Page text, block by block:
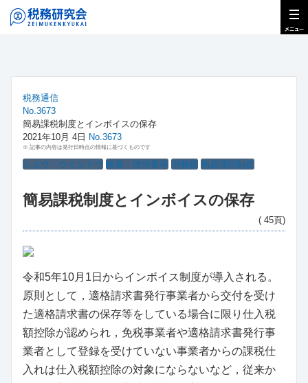
税務通信
No.3673
簡易課税制度とインボイスの保存
2021年10月 4日 No.3673
※ 記事の内容は発行日時点の情報に基づくものです
ショウ・ウインドウ 帳簿・請求書等 消費税 簡易課税制度
簡易課税制度とインボイスの保存
( 45頁)
令和5年10月1日からインボイス制度が導入される。
原則として，適格請求書発行事業者から交付を受け
た適格請求書の保存等をしている場合に限り仕入税
額控除が認められ，免税事業者や適格請求書発行事
業者として登録を受けていない事業者からの課税仕
入れは仕入税額控除の対象にならないなど，従来か